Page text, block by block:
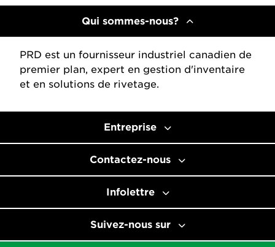
Qui sommes-nous?
PRD est un fournisseur industriel canadien de
premier plan, expert en gestion d'inventaire
et en solutions de rivetage.
Entreprise
Contactez-nous
Infolettre
Suivez-nous sur